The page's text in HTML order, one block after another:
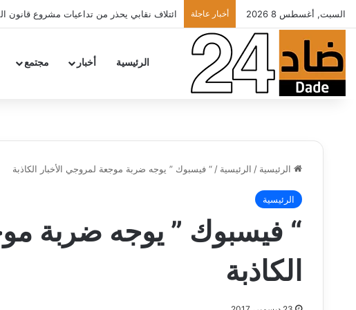
السبت, أغسطس 8 2026 أخبار عاجلة ائتلاف نقابي يحذر من تداعيات مشروع قانون
الرئيسية أخبار مجتمع
الرئيسية / الرئيسية / “ فيسبوك ” يوجه ضربة موجعة لمروجي الأخبار الكاذبة
الرئيسية
“ فيسبوك ” يوجه ضربة
الكاذبة